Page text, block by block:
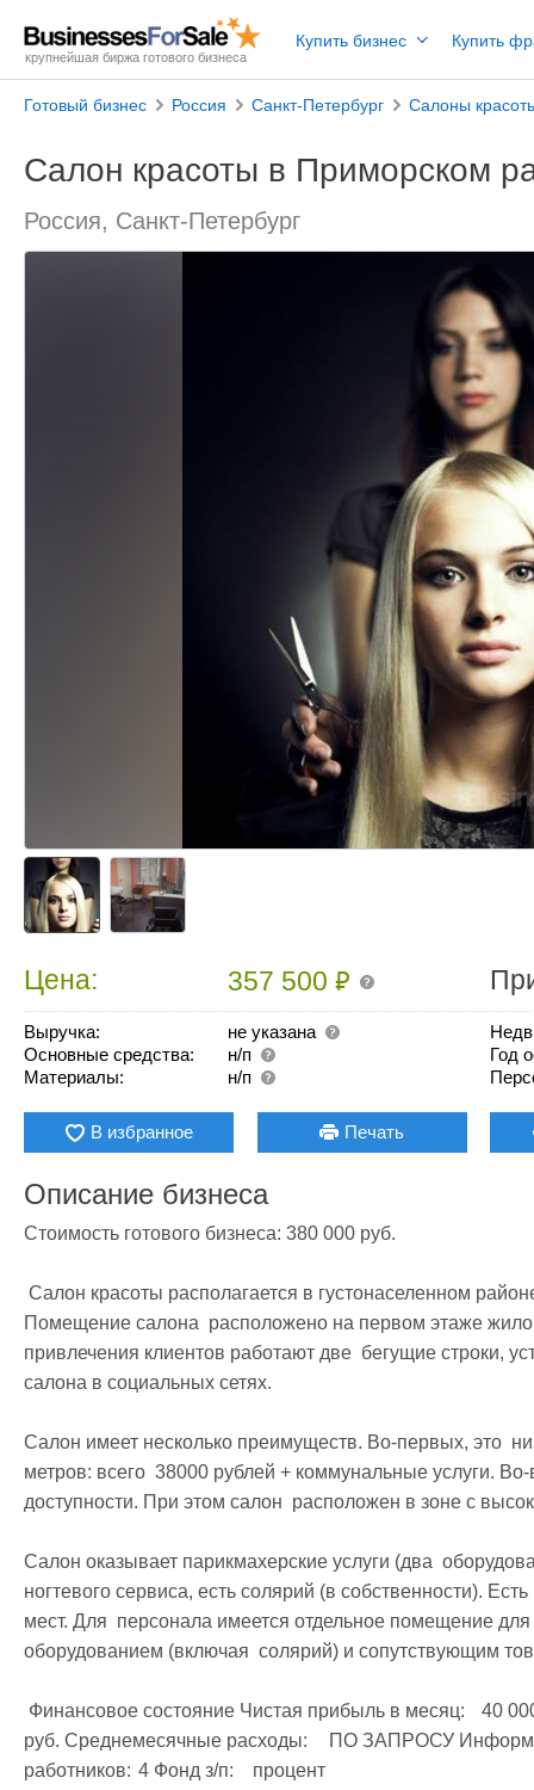
крупнейшая биржа готового бизнеса
Купить бизнес Купить
Готовый бизнес Россия Санкт-Петербург Салоны
Салон красоты в Приморском
Россия, Санкт-Петербург
Цена: 357 500₽
Выручка:
не указана
Основные средства:
н/п
Материалы:
н/п
Год
В избранное Печать
Описание бизнеса
Стоимость готового бизнеса: 380 000 руб.
Помещение салона  расположено на первом этаже
привлечения клиентов работают две  бегущие строки,
салона в социальных сетях.
Салон имеет несколько преимуществ. Во-первых, это
метров: всего  38000 рублей + коммунальные услуги.
доступности. При этом салон  расположен в зоне с
Салон оказывает парикмахерские услуги (два
ногтевого сервиса, есть солярий (в собственности).
мест. Для  персонала имеется отдельное помещение
оборудованием (включая  солярий) и сопутствующим
руб. Среднемесячные расходы:	ПО ЗАПРОСУ Информация о штате компании Количество
работников:	4 Фонд з/п:	процент